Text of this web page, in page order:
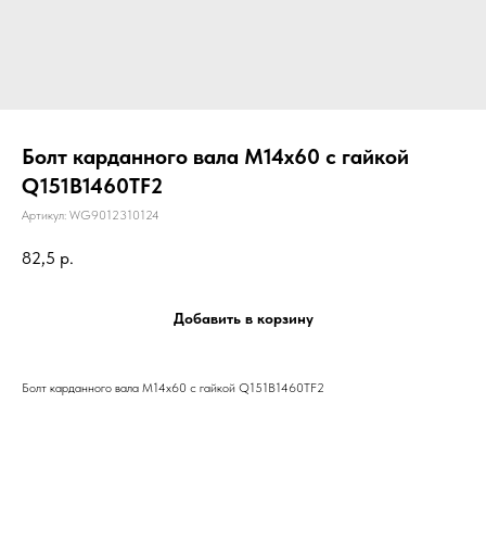
Болт карданного вала М14х60 с гайкой
Q151B1460TF2
Артикул: WG9012310124
82,5 р.
Добавить в корзину
Болт карданного вала М14х60 с гайкой Q151B1460TF2